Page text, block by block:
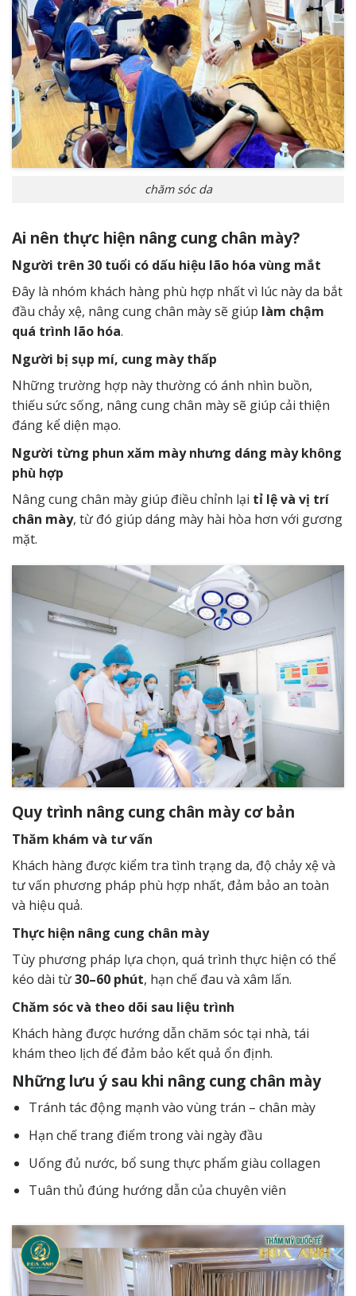
chăm sóc da
Ai nên thực hiện nâng cung chân mày?
Người trên 30 tuổi có dấu hiệu lão hóa vùng mắt
Đây là nhóm khách hàng phù hợp nhất vì lúc này da bắt
đầu chảy xệ, nâng cung chân mày sẽ giúp làm chậm
quá trình lão hóa.
Người bị sụp mí, cung mày thấp
Những trường hợp này thường có ánh nhìn buồn,
thiếu sức sống, nâng cung chân mày sẽ giúp cải thiện
đáng kể diện mạo.
Người từng phun xăm mày nhưng dáng mày không
phù hợp
Nâng cung chân mày giúp điều chỉnh lại tỉ lệ và vị trí
chân mày, từ đó giúp dáng mày hài hòa hơn với gương
mặt.
Quy trình nâng cung chân mày cơ bản
Thăm khám và tư vấn
Khách hàng được kiểm tra tình trạng da, độ chảy xệ và
tư vấn phương pháp phù hợp nhất, đảm bảo an toàn
và hiệu quả.
Thực hiện nâng cung chân mày
Tùy phương pháp lựa chọn, quá trình thực hiện có thể
kéo dài từ30–60 phút, hạn chế đau và xâm lấn.
Chăm sóc và theo dõi sau liệu trình
Khách hàng được hướng dẫn chăm sóc tại nhà, tái
khám theo lịch để đảm bảo kết quả ổn định.
Những lưu ý sau khi nâng cung chân mày
Tránh tác động mạnh vào vùng trán – chân mày
Hạn chế trang điểm trong vài ngày đầu
Uống đủ nước, bổ sung thực phẩm giàu collagen
Tuân thủ đúng hướng dẫn của chuyên viên